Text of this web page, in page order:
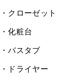
・クローゼット
・化粧台
・バスタブ
・ドライヤー